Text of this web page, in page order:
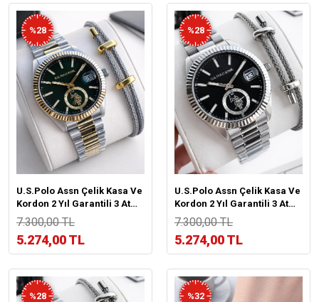
%28
U.S.Polo Assn Çelik Kasa Ve
Kordon 2 Yıl Garantili 3 Atm
Suya Dayanıklı Erkek Kol
Saati E.PA1148-04
7.300,00 TL
5.274,00 TL
%28
U.S.Polo Assn Çelik Kasa Ve
Kordon 2 Yıl Garantili 3 Atm
Suya Dayanıklı Erkek Kol
Saati E.PA1148-03
7.300,00 TL
5.274,00 TL
%28 %32